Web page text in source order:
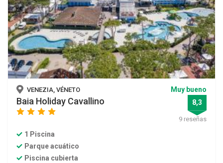
VENEZIA, VÉNETO
Baia Holiday Cavallino
star star star
Muy bueno
8,3
9 reseñas
1 Piscina
Parque acuático
Piscina cubierta